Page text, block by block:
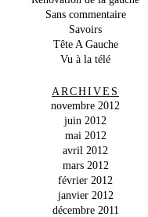
Sans commentaire
Savoirs
Tête A Gauche
Vu à la télé
ARCHIVES
novembre 2012
juin 2012
mai 2012
avril 2012
mars 2012
février 2012
janvier 2012
décembre 2011